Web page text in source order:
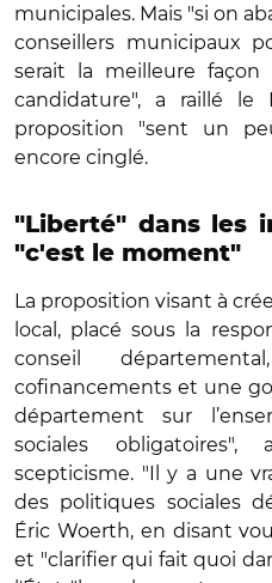
municipales. Mais "si on
conseillers municipaux
serait la meilleure
candidature", a raillé le
proposition "sent un
encore cinglé.
"Liberté" dans les
"c'est le moment"
La proposition visant à
local, placé sous la
conseil
cofinancements et une
département sur
sociales
scepticisme. "Il y a une
des politiques sociales
Éric Woerth, en disant
et "clarifier qui fait quoi